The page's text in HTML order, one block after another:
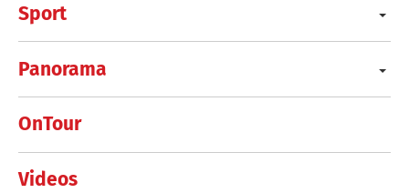
Sport
Panorama
OnTour
Videos